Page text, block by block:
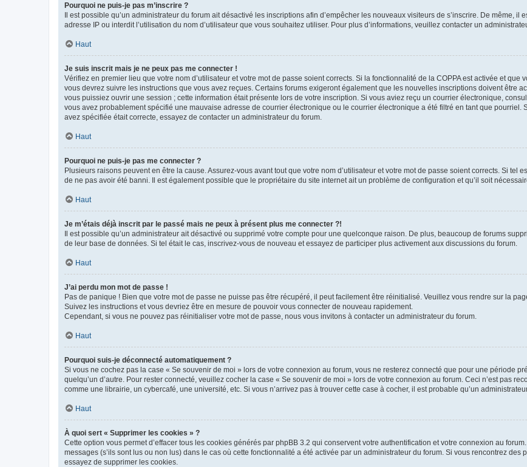
Pourquoi ne puis-je pas m’inscrire ?
Il est possible qu’un administrateur du forum ait désactivé les inscriptions afin d’empêcher les nouveaux visiteurs de s’inscrire. De même,
adresse IP ou interdit l’utilisation du nom d’utilisateur que vous souhaitez utiliser. Pour plus d’informations, veuillez contacter un
Haut
Je suis inscrit mais je ne peux pas me connecter !
Vérifiez en premier lieu que votre nom d’utilisateur et votre mot de passe soient corrects. Si la fonctionnalité de la COPPA est activée et que
vous devrez suivre les instructions que vous avez reçues. Certains forums exigeront également que les nouvelles inscriptions doivent être
vous puissiez ouvrir une session ; cette information était présente lors de votre inscription. Si vous aviez reçu un courrier électronique,
vous avez probablement spécifié une mauvaise adresse de courrier électronique ou le courrier électronique a été filtré en tant que pourriel.
avez spécifiée était correcte, essayez de contacter un administrateur du forum.
Haut
Pourquoi ne puis-je pas me connecter ?
Plusieurs raisons peuvent en être la cause. Assurez-vous avant tout que votre nom d’utilisateur et votre mot de passe soient corrects. Si tel
de ne pas avoir été banni. Il est également possible que le propriétaire du site internet ait un problème de configuration et qu’il soit
Haut
Je m’étais déjà inscrit par le passé mais ne peux à présent plus me connecter ?!
Il est possible qu’un administrateur ait désactivé ou supprimé votre compte pour une quelconque raison. De plus, beaucoup de forums
de leur base de données. Si tel était le cas, inscrivez-vous de nouveau et essayez de participer plus activement aux discussions du forum.
Haut
J’ai perdu mon mot de passe !
Pas de panique ! Bien que votre mot de passe ne puisse pas être récupéré, il peut facilement être réinitialisé. Veuillez vous rendre sur la
Suivez les instructions et vous devriez être en mesure de pouvoir vous connecter de nouveau rapidement.
Cependant, si vous ne pouvez pas réinitialiser votre mot de passe, nous vous invitons à contacter un administrateur du forum.
Haut
Pourquoi suis-je déconnecté automatiquement ?
Si vous ne cochez pas la case « Se souvenir de moi » lors de votre connexion au forum, vous ne resterez connecté que pour une période
quelqu’un d’autre. Pour rester connecté, veuillez cocher la case « Se souvenir de moi » lors de votre connexion au forum. Ceci n’est pas
comme une librairie, un cybercafé, une université, etc. Si vous n’arrivez pas à trouver cette case à cocher, il est probable qu’un
Haut
À quoi sert « Supprimer les cookies » ?
Cette option vous permet d’effacer tous les cookies générés par phpBB 3.2 qui conservent votre authentification et votre connexion au
messages (s’ils sont lus ou non lus) dans le cas où cette fonctionnalité a été activée par un administrateur du forum. Si vous rencontrez
essayez de supprimer les cookies.